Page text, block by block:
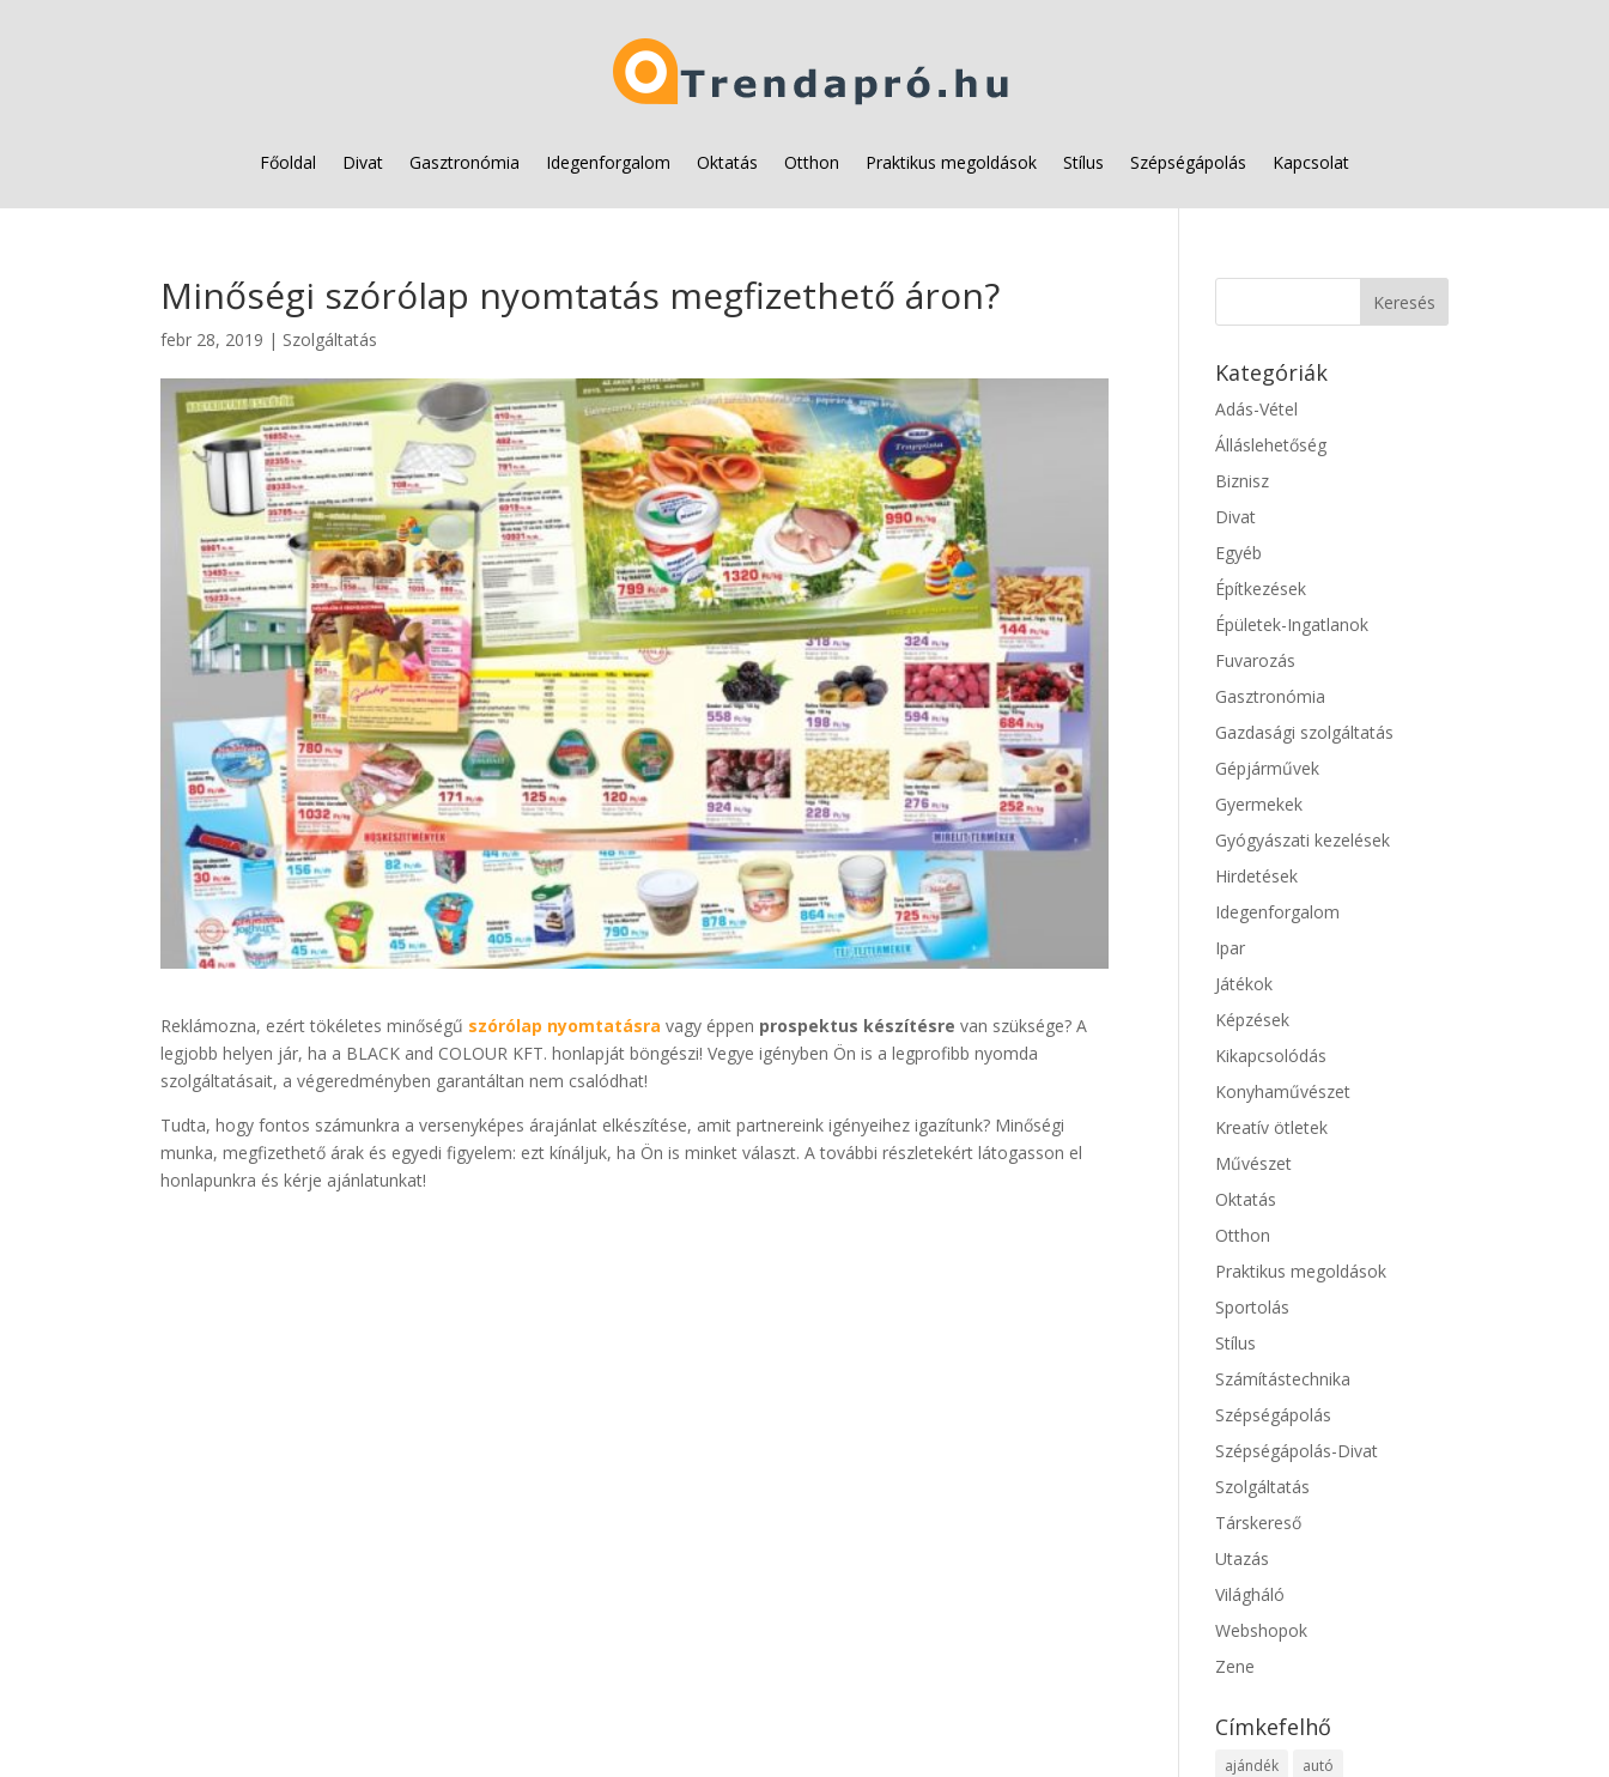
Főoldal Divat Gasztronómia Idegenforgalom Oktatás Otthon Praktikus megoldások Stílus Szépségápolás Kapcsolat
Minőségi szórólap nyomtatás megfizethető áron?
febr 28, 2019 | Szolgáltatás
Reklámozna, ezért tökéletes minőségű szórólap nyomtatásra vagy éppen prospektus készítésre van szüksége? A
legjobb helyen jár, ha a BLACK and COLOUR KFT. honlapját böngészi! Vegye igényben Ön is a legprofibb nyomda
szolgáltatásait, a végeredményben garantáltan nem csalódhat!
Tudta, hogy fontos számunkra a versenyképes árajánlat elkészítése, amit partnereink igényeihez igazítunk? Minőségi
munka, megfizethető árak és egyedi figyelem: ezt kínáljuk, ha Ön is minket választ. A további részletekért látogasson el
honlapunkra és kérje ajánlatunkat!
Kategóriák
Adás-Vétel
Álláslehetőség
Biznisz
Divat
Egyéb
Építkezések
Épületek-Ingatlanok
Fuvarozás
Gasztronómia
Gazdasági szolgáltatás
Gépjárművek
Gyermekek
Gyógyászati kezelések
Hirdetések
Idegenforgalom
Ipar
Játékok
Képzések
Kikapcsolódás
Konyhaművészet
Kreatív ötletek
Művészet
Oktatás
Otthon
Praktikus megoldások
Sportolás
Stílus
Számítástechnika
Szépségápolás
Szépségápolás-Divat
Szolgáltatás
Társkereső
Utazás
Világháló
Webshopok
Zene
Címkefelhő
ajándék
autó